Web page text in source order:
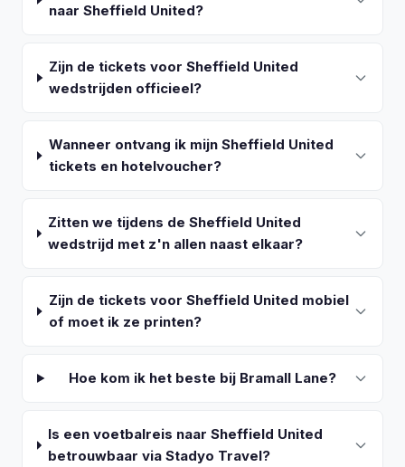
naar Sheffield United?
Zijn de tickets voor Sheffield United
wedstrijden officieel?
Wanneer ontvang ik mijn Sheffield United
tickets en hotelvoucher?
Zitten we tijdens de Sheffield United
wedstrijd met z'n allen naast elkaar?
Zijn de tickets voor Sheffield United mobiel
of moet ik ze printen?
Hoe kom ik het beste bij Bramall Lane?
Is een voetbalreis naar Sheffield United
betrouwbaar via Stadyo Travel?